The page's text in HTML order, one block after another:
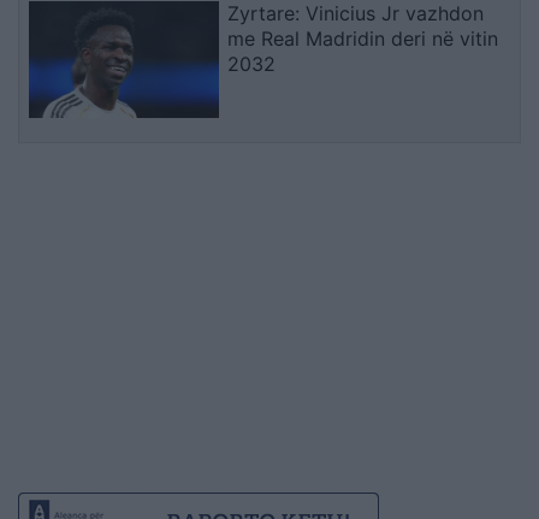
Zyrtare: Vinicius Jr vazhdon
me Real Madridin deri në vitin
2032